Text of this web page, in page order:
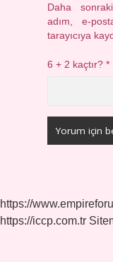
Daha
adım, e-
tarayıcıya
6 + 2 kaçtır?*
https://
https://iccp.com.tr